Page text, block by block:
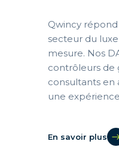
Qwincy
secteur du
mesure. Nos
contrôleurs de
consultants en
une
En savoir plus